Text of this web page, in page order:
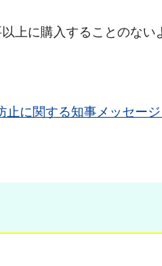
上に購入することのない
に関する知事メッセージ